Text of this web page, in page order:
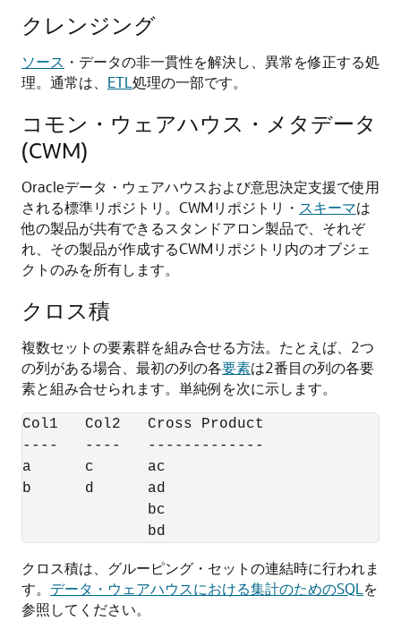
クレンジング
ソース ・データの非一貫性を解決し、異常を修正する処
理。通常は、 ETL 処理の一部です。
コモン・ウェアハウス・メタデータ
(CWM)
Oracleデータ・ウェアハウスおよび意思決定支援で使用
される標準リポジトリ。CWMリポジトリ・ スキーマは
他の製品が共有できるスタンドアロン製品で、それぞ
れ、その製品が作成するCWMリポジトリ内のオブジェ
クトのみを所有します。
クロス積
複数セットの要素群を組み合せる方法。たとえば、2つ
の列がある場合、最初の列の各要素は2番目の列の各要
素と組み合せられます。単純例を次に示します。
Col1   Col2   Cross Product
----   ----   -------------
a      c      ac
b      d      ad
              bc
クロス積は、グルーピング・セットの連結時に行われま
す。 データ・ウェアハウスにおける集計のためのSQL を
参照してください。